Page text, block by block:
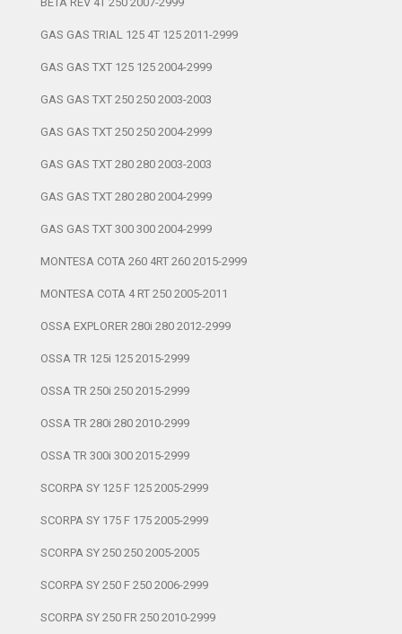
GAS GAS TRIAL 125 4T 125 2011-2999
GAS GAS TXT 125 125 2004-2999
GAS GAS TXT 250 250 2003-2003
GAS GAS TXT 250 250 2004-2999
GAS GAS TXT 280 280 2003-2003
GAS GAS TXT 280 280 2004-2999
GAS GAS TXT 300 300 2004-2999
MONTESA COTA 260 4RT 260 2015-2999
MONTESA COTA 4 RT 250 2005-2011
OSSA EXPLORER 280i 280 2012-2999
OSSA TR 125i 125 2015-2999
OSSA TR 250i 250 2015-2999
OSSA TR 280i 280 2010-2999
OSSA TR 300i 300 2015-2999
SCORPA SY 125 F 125 2005-2999
SCORPA SY 175 F 175 2005-2999
SCORPA SY 250 250 2005-2005
SCORPA SY 250 F 250 2006-2999
SCORPA SY 250 FR 250 2010-2999